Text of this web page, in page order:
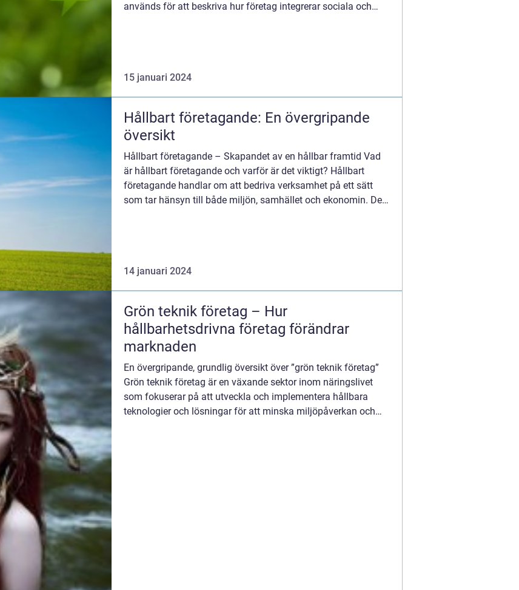
används för att beskriva hur företag integrerar sociala och
15 januari 2024
Hållbart företagande: En övergripande
översikt
Hållbart företagande – Skapandet av en hållbar framtid Vad
är hållbart företagande och varför är det viktigt? Hållbart
företagande handlar om att bedriva verksamhet på ett sätt
som tar hänsyn till både miljön, samhället och ekonomin. Det
14 januari 2024
Grön teknik företag – Hur
hållbarhetsdrivna företag förändrar
marknaden
En övergripande, grundlig översikt över ”grön teknik företag”
Grön teknik företag är en växande sektor inom näringslivet
som fokuserar på att utveckla och implementera hållbara
teknologier och lösningar för att minska miljöpåverkan och